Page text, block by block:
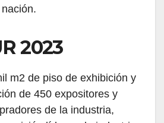
2023
m2 de piso de exhibición y
de 450 expositores y
de la industria,